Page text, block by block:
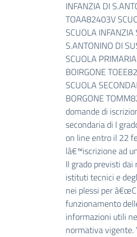
INFANZIA DI
TOAA82403V
SCUOLA
S.ANTONINO DI
SCUOLA
BOIRGONE
SCUOLA
BORGONE
domande di
secondaria di I
on line entro il 22
lâ€™iscrizione ad
II grado previsti
istituti tecnici e
nei plessi per
funzionamento
informazioni utili
normativa vigente.